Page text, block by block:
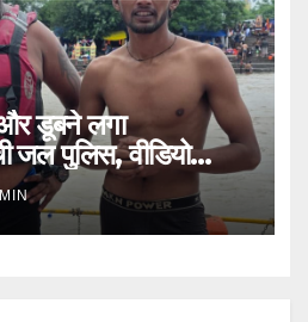
डूबने लगा
जल पुलिस, वीडियो